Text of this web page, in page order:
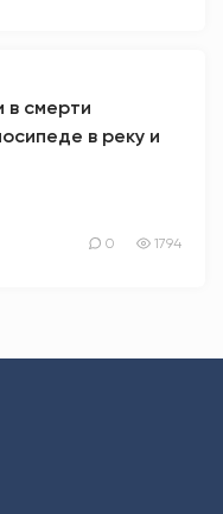
в смерти
в реку и
0 1794